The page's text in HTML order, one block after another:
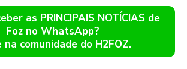
as PRINCIPAIS NOTÍCIAS de
Foz no WhatsApp?
na comunidade do H2FOZ.